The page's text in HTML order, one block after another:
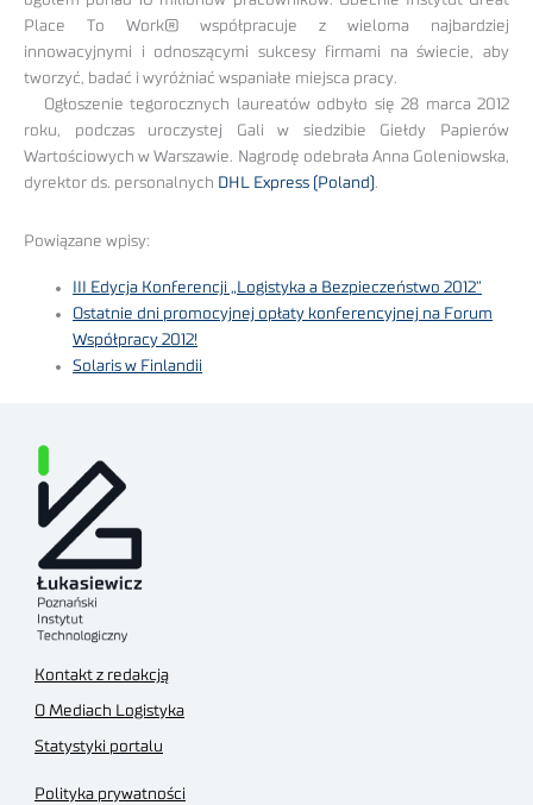
Place To Work® współpracuje z wieloma najbardziej
innowacyjnymi i odnoszącymi sukcesy firmami na świecie, aby
tworzyć, badać i wyróżniać wspaniałe miejsca pracy.
Ogłoszenie tegorocznych laureatów odbyło się 28 marca 2012
roku, podczas uroczystej Gali w siedzibie Giełdy Papierów
Wartościowych w Warszawie. Nagrodę odebrała Anna Goleniowska,
dyrektor ds. personalnych DHL Express (Poland) .
Powiązane wpisy:
III Edycja Konferencji „Logistyka a Bezpieczeństwo 2012”
Ostatnie dni promocyjnej opłaty konferencyjnej na Forum
Współpracy 2012!
Solaris w Finlandii
Kontakt z redakcją
O Mediach Logistyka
Statystyki portalu
Polityka prywatności